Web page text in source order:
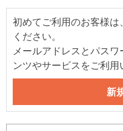
初めてご利用のお客様
ください。
メールアドレスとパス
ンツやサービスをご利用